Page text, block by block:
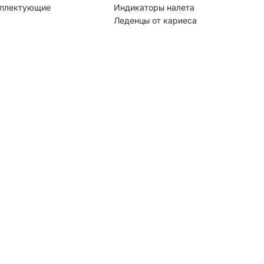
Индикаторы налета
Леденцы от кариеса